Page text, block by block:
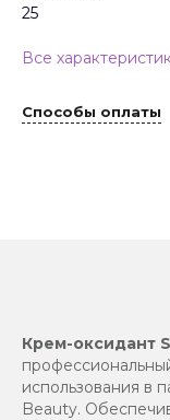
25
Все
Способы оплаты
Крем-оксидант
использования в
Beauty.